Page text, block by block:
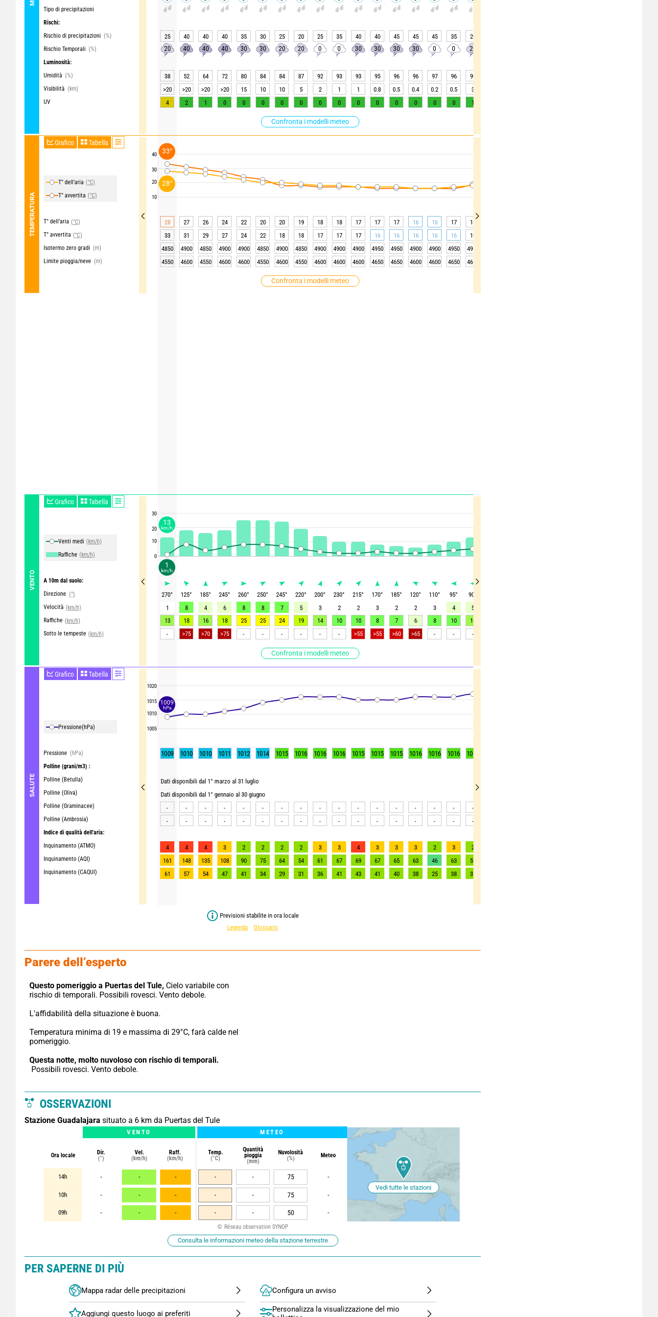
Tipo di precipitazioni
Rischi:
Rischio di precipitazioni (%)
Rischio Temporali (%)
Luminosità:
Umidità (%)
Visibilità (km)
UV
Confronta i modelli meteo
TEMPERATURA
Grafico Tabella
T° dell’aria (°C)
T° avvertita (°C)
T° dell’aria (°C)
T° avvertita (°C)
Isotermo zero gradi (m)
Limite pioggia/neve (m)
Confronta i modelli meteo
VENTO
Grafico Tabella
Venti medi (km/h)
Raffiche (km/h)
A 10m dal suolo:
Direzione (°)
Velocità (km/h)
Raffiche (km/h)
Sotto le tempeste (km/h)
Confronta i modelli meteo
SALUTE
Grafico Tabella
Pressione(hPa)
Pressione (hPa)
Polline (grani/m3) :
Polline (Betulla)
Polline (Oliva)
Polline (Graminacee)
Polline (Ambrosia)
Indice di qualità dell'aria:
Inquinamento (ATMO)
Inquinamento (AQI)
Inquinamento (CAQUI)
40
30
20
10
30
20
10
0
1020
1015
1010
1005
25 40 40 40 35 30 25 20 25 35 40 40 45 45 45 35 20
20 40 40 40 30 30 20 20 0 0 30 30 30 30 0 0 20
38 52 64 72 80 84 84 87 92 93 93 95 96 96 97 96 90
>20
>20 >20 >20 15 10 10 5 2 1 1 0.8 0.5 0.4 0.2 0.5 3
4
2 1 0 0 0 0 0 0 0 0 0 0 0 0 0 1
28 27 26 24 22 20 20 19 18 18 17 17 17 16 16 17 18
33
31 29 27 24 22 18 18 17 17 17 16 16 16 16 16 19
4850
4900 4850 4900 4900 4850 4900 4850 4900 4900 4900 4950 4950 4900 4900 4950 4950
4550
4600 4550 4600 4600 4550 4600 4550 4600 4600 4600 4650 4650 4600 4600 4650 4650
270° 125° 185° 245° 260° 250° 245° 220° 200° 230° 215° 170° 185° 120° 110° 95° 90
1
8 4 6 8 8 7 5 3 2 2 3 2 2 3 4 5
13
18 16 18 25 25 24 19 14 10 10 8 7 6 8 10 13
-
>75 >70 >75 - - - - - - >55 >55 >60 >65 - - -
1009 1010 1010 1011 1012 1014 1015 1016 1016 1016 1015 1015 1015 1016 1016 1016 1017
Dati disponibili dal 1° marzo al 31 luglio
Dati disponibili dal 1° gennaio al 30 giugno
-
- - - - - - - - - - - - - - - -
-
- - - - - - - - - - - - - - - -
4 4 4 3 2 2 2 2 3 3 4 3 3 3 2 3 2
161
148 135 108 90 75 64 54 61 67 69 67 65 63 46 63 59
61
57 54 47 41 34 29 31 36 41 43 41 40 38 25 38 35
Previsioni stabilite in ora locale
Legenda
Glossario
Parere dell’esperto
Questo pomeriggio a Puertas del Tule, Cielo variabile con
rischio di temporali. Possibili rovesci. Vento debole.
L'affidabilità della situazione è buona.
Temperatura minima di 19 e massima di 29°C, farà calde nel
pomeriggio.
Questa notte, molto nuvoloso con rischio di temporali.
Possibili rovesci. Vento debole.
OSSERVAZIONI
Stazione Guadalajara situato a 6 km da Puertas del Tule
VENTO METEO
Ora locale
Dir.
(°)
Vel.
(km/h)
Raff.
(km/h)
Temp.
(°C)
Quantità
pioggia
(mm)
Nuvolosità
(%)
Meteo
14h - - - - - 75 -
10h - - - - - 75 -
09h - - - - - 50 -
Vedi tutte le stazioni
Réseau observation SYNOP
Consulta le informazioni meteo della stazione terrestre
PER SAPERNE DI PIÙ
Mappa radar delle precipitazioni Configura un avviso
Personalizza la visualizzazione del mio
1
km/h
13
km/h
28°
33°
1009
hPa